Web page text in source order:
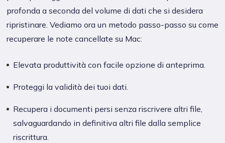
profonda a seconda del volume di dati che si desidera
ripristinare. Vediamo ora un metodo passo-passo su come
recuperare le note cancellate su Mac:
Elevata produttività con facile opzione di anteprima.
Proteggi la validità dei tuoi dati.
Recupera i documenti persi senza riscrivere altri file,
salvaguardando in definitiva altri file dalla semplice
riscrittura.